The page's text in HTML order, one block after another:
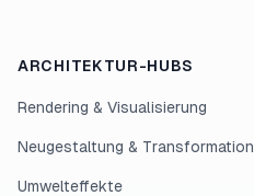
ARCHITEKTUR-HUBS
Rendering & Visualisierung
Neugestaltung & Transformation
Umwelteffekte